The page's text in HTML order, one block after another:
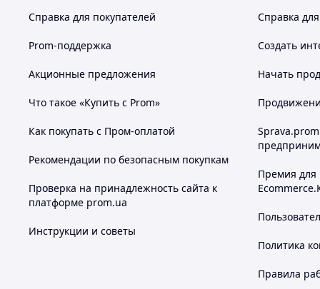
Справка для покупателей
Prom-поддержка
Акционные предложения
Что такое «Купить с Prom»
Как покупать с Пром-оплатой
Рекомендации по безопасным покупкам
Проверка на принадлежность сайта к
платформе prom.ua
Инструкции и советы
Справка
Создать
Начать
Премия для
Политика
Правила